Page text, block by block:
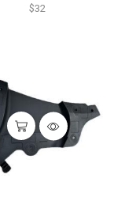
$32